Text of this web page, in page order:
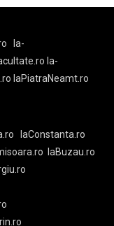
la-
la-
laPiatraNeamt.ro
laConstanta.ro
laBuzau.ro